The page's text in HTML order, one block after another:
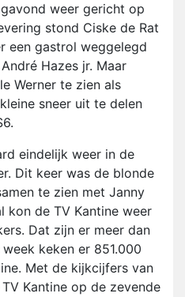
weer gericht op
stond Ciske de Rat
een gastrol weggelegd
Hazes jr. Maar
Werner te zien als
sneer uit te delen
eindelijk weer in de
Dit keer was de blonde
te zien met Janny
kon de TV Kantine weer
Dat zijn er meer dan
keken er 851.000
Met de kijkcijfers van
Kantine op de zevende